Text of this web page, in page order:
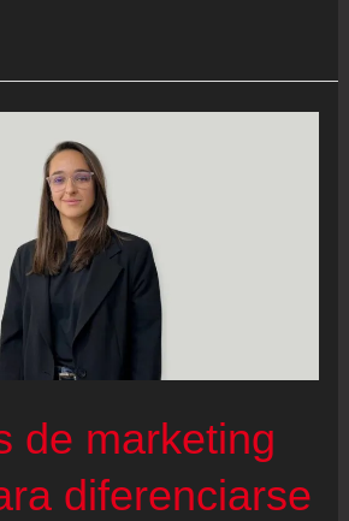
de marketing
diferenciarse